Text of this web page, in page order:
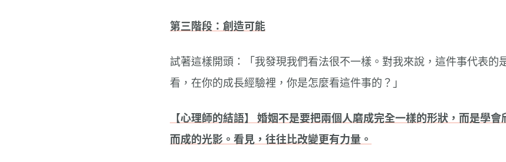
第三階段：創造可能
試著這樣開頭：「我發現我們看法很不一樣。對我來說，這件事代表的
看，在你的成長經驗裡，你是怎麼看這件事的？」
【心理師的結語】 婚姻不是要把兩個人磨成完全一樣的形狀，而是學
而成的光影。看見，往往比改變更有力量。